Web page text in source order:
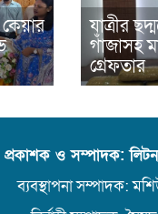
যাত্রীর
গাঁজাসহ
গ্রেফতার
প্রকাশক ও সম্পাদক:
ব্যবস্থাপনা সম্পাদক: